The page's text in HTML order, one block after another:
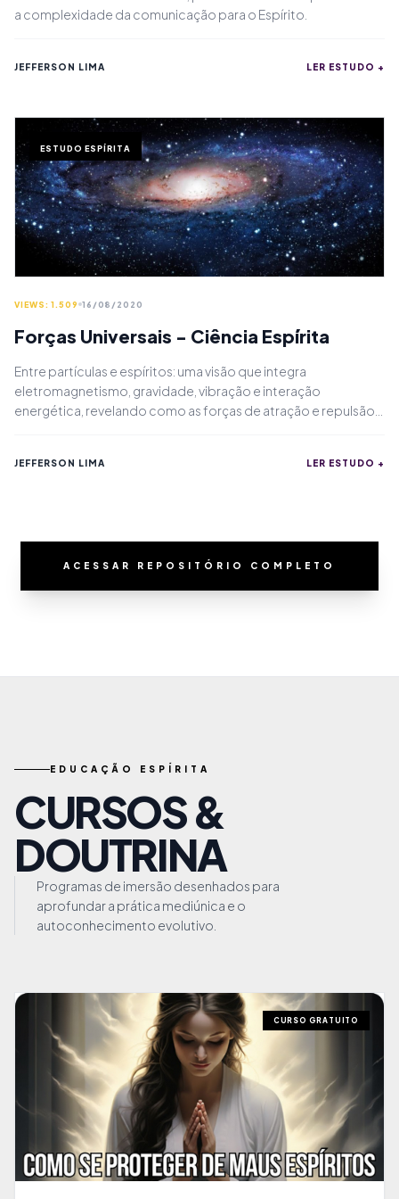
a complexidade da comunicação para o Espírito.
JEFFERSON LIMA LER ESTUDO +
ESTUDO ESPÍRITA
VIEWS: 1.509 16/08/2020
Forças Universais - Ciência Espírita
Entre partículas e espíritos: uma visão que integra
eletromagnetismo, gravidade, vibração e interação
energética, revelando como as forças de atração e repulsão
JEFFERSON LIMA LER ESTUDO +
ACESSAR REPOSITÓRIO COMPLETO
EDUCAÇÃO ESPÍRITA
CURSOS &
DOUTRINA
Programas de imersão desenhados para
aprofundar a prática mediúnica e o
autoconhecimento evolutivo.
CURSO GRATUITO